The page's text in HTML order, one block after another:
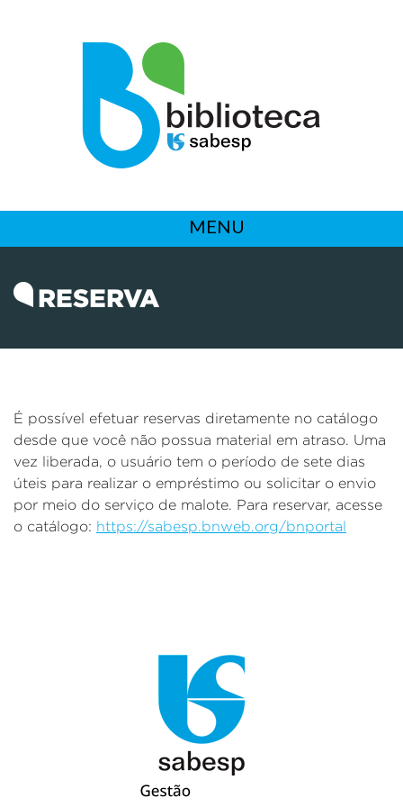
MENU
RESERVA
É possível efetuar reservas diretamente no catálogo
desde que você não possua material em atraso. Uma
vez liberada, o usuário tem o período de sete dias
úteis para realizar o empréstimo ou solicitar o envio
por meio do serviço de malote. Para reservar, acesse
o catálogo: https://sabesp.bnweb.org/bnportal